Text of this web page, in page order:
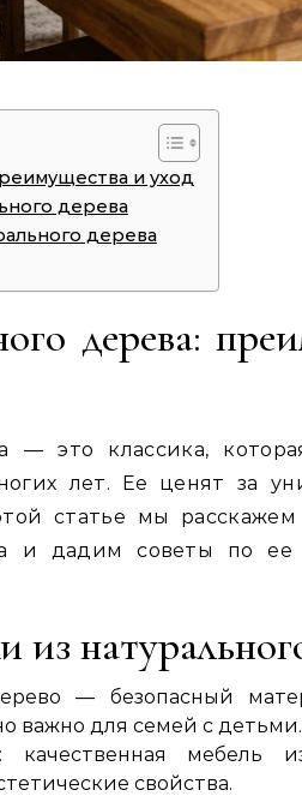
и уход
дерева
дерева
дерева:
— это классика,
лет. Ее ценят за
статье мы
и дадим советы по ее
— безопасный
важно для семей с детьми.
: качественная мебель
свойства.